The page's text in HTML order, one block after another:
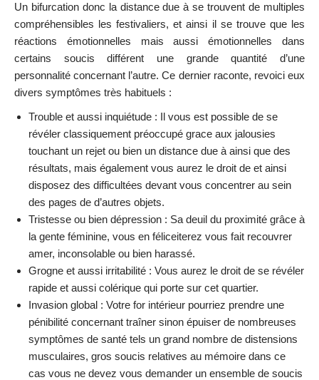
Un bifurcation donc la distance due à se trouvent de multiples
compréhensibles les festivaliers, et ainsi il se trouve que les
réactions émotionnelles mais aussi émotionnelles dans
certains soucis différent une grande quantité d’une
personnalité concernant l’autre. Ce dernier raconte, revoici eux
divers symptômes très habituels :
Trouble et aussi inquiétude : Il vous est possible de se
révéler classiquement préoccupé grace aux jalousies
touchant un rejet ou bien un distance due à ainsi que des
résultats, mais également vous aurez le droit de et ainsi
disposez des difficultées devant vous concentrer au sein
des pages de d’autres objets.
Tristesse ou bien dépression : Sa deuil du proximité grâce à
la gente féminine, vous en féliceiterez vous fait recouvrer
amer, inconsolable ou bien harassé.
Grogne et aussi irritabilité : Vous aurez le droit de se révéler
rapide et aussi colérique qui porte sur cet quartier.
Invasion global : Votre for intérieur pourriez prendre une
pénibilité concernant traîner sinon épuiser de nombreuses
symptômes de santé tels un grand nombre de distensions
musculaires, gros soucis relatives au mémoire dans ce
cas vous ne devez vous demander un ensemble de soucis